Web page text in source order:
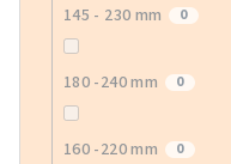
145 - 230 mm 0
180 -240 mm 0
160 -220 mm 0